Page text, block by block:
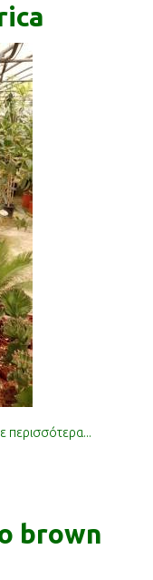
περισσότερα...
brown